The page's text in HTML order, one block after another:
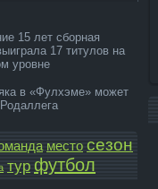
15 лет сборная
17 титулов на
уровне
в «Фулхэме» может
место сезон
тур футбол